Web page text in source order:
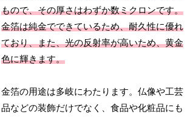
もので、その厚さはわずか数ミクロンです。
金箔は純金でできているため、耐久性に優れ
ており、また、光の反射率が高いため、黄金
色に輝きます。
金箔の用途は多岐にわたります。仏像や工芸
品などの装飾だけでなく、食品や化粧品にも